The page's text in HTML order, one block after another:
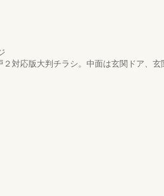
２対応版大判チラシ。中面は玄関ドア、